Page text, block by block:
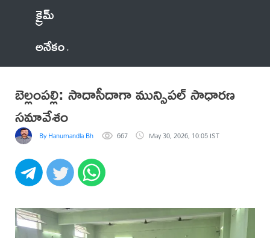
క్రైమ్
అనేకం
బెల్లంపల్లి: సాదాసీదాగా మున్సిపల్ సాధారణ
సమావేశం
By Hanumandla Bhadraiah 667 May 30, 2026, 10:05 IST